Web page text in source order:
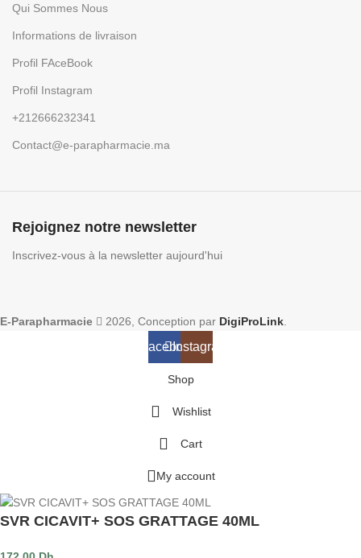
Qui Sommes Nous
Informations de livraison
Profil FAceBook
Profil Instagram
+212666232341
Contact@e-parapharmacie.ma
Rejoignez notre newsletter
Inscrivez-vous à la newsletter aujourd'hui
E-Parapharmacie 2026, Conception par DigiProLink.
FacebookInstagram
Shop
Wishlist
Cart
My account
SVR CICAVIT+ SOS GRATTAGE 40ML